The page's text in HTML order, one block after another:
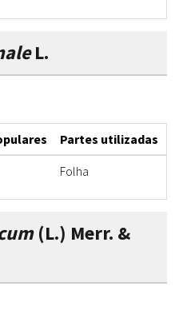
L.
Partes utilizadas
Folha
(L.) Merr. &